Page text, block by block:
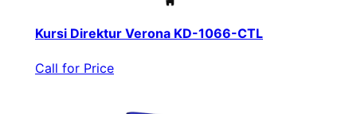
Kursi Direktur Verona KD-1066-CTL
Call for Price